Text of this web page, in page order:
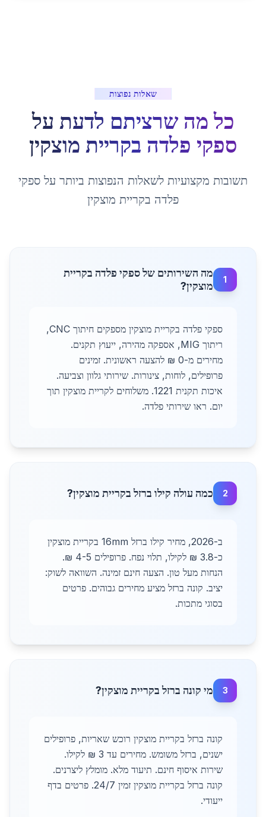
שאלות נפוצות
כל מה שרציתם לדעת על
ספקי פלדה בקריית מוצקין
תשובות מקצועיות לשאלות הנפוצות ביותר על ספקי
פלדה בקריית מוצקין
1
מה השירותים של ספקי פלדה בקריית
מוצקין?
ספקי פלדה בקריית מוצקין מספקים חיתוך CNC,
ריתוך MIG, אספקה מהירה, ייעוץ תקנים.
מחירים מ-0 ₪ להצעה ראשונית. זמינים
פרופילים, לוחות, צינורות. שירותי גלוון וצביעה.
איכות תקנית 1221. משלוחים לקריית מוצקין תוך
יום. ראו שירותי פלדה.
2 כמה עולה קילו ברזל בקריית מוצקין?
ב-2026, מחיר קילו ברזל 16mm בקריית מוצקין
כ-3.8 ₪ לקילו, תלוי נפח. פרופילים 4-5 ₪.
הנחות מעל טון. הצעה חינם זמינה. השוואה לשוק:
יציב. קונה ברזל מציע מחירים גבוהים. פרטים
בסוגי מתכות.
3 מי קונה ברזל בקריית מוצקין?
קונה ברזל בקריית מוצקין רוכש שאריות, פרופילים
ישנים, ברזל משומש. מחירים עד 3 ₪ לקילו.
שירות איסוף חינם. תיעוד מלא. מומלץ ליצרנים.
קונה ברזל בקריית מוצקין זמין 24/7. פרטים בדף
ייעודי.